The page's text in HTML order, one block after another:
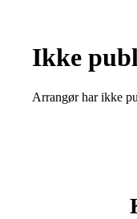
Ikke
Arrangør har ikke